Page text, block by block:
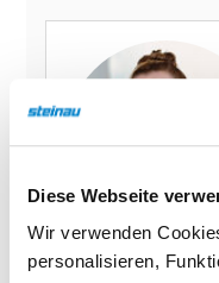
Diese Webseite
Wir verwenden
personalisieren,
Alexandra Prinz